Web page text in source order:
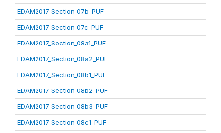
EDAM2017_Section_07b_PUF
EDAM2017_Section_07c_PUF
EDAM2017_Section_08a1_PUF
EDAM2017_Section_08a2_PUF
EDAM2017_Section_08b1_PUF
EDAM2017_Section_08b2_PUF
EDAM2017_Section_08b3_PUF
EDAM2017_Section_08c1_PUF